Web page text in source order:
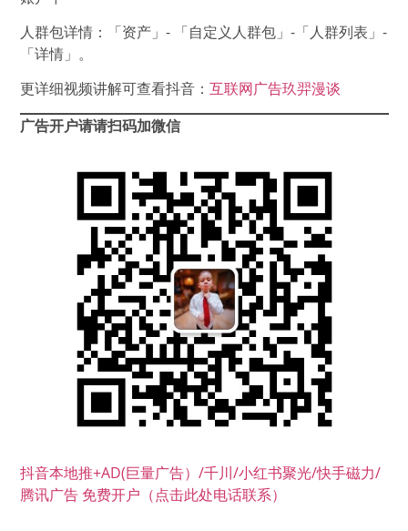
人群包详情：「资产」- 「自定义人群包」-「人群列表」-
「详情」。
更详细视频讲解可查看抖音： 互联网广告玖羿漫谈
广告开户请请扫码加微信
抖音本地推+AD(巨量广告）/千川/小红书聚光/快手磁力/
腾讯广告 免费开户（点击此处电话联系）